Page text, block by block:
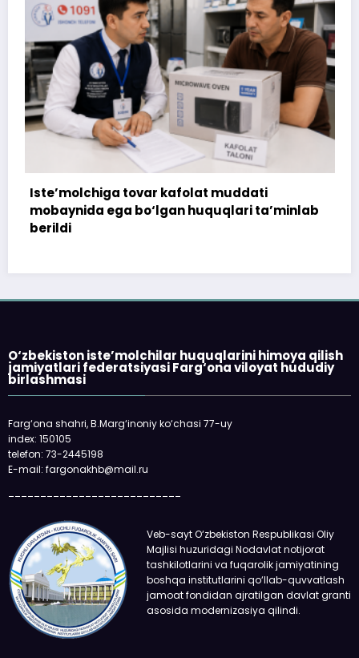
tovar kafolat muddati
bo‘lgan huquqlari ta’minlab
Iste’molchi
jamiyatlari federatsiyasi Farg‘ona viloyat hududiy
birlashmasi
index: 150105
telefon: 73-2445198
E-mail: fargonakhb@mail.ru
Majlisi huzuridagi Nodavlat notijorat
tashkilotlarini va fuqarolik jamiyatining
boshqa institutlarini qo‘llab-quvvatlash
jamoat fondidan ajratilgan davlat granti
asosida modernizasiya qilindi.